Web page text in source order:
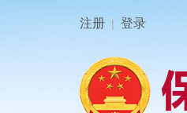
注册 | 登录